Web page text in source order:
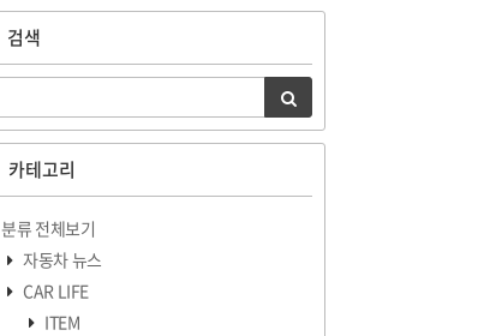
검색
카테고리
분류 전체보기
자동차 뉴스
CAR LIFE
ITEM